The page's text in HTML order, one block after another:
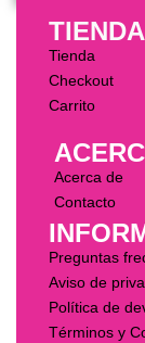
TIENDA
Tienda
Checkout
Carrito
Acerca de
Contacto
Preguntas
Aviso de
Política de
Términos y